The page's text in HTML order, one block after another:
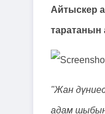
Айтыскер
таратанын
"Жан
адам